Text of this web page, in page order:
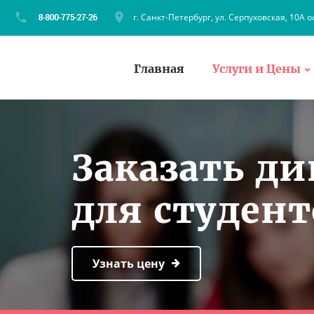
г. Санкт-Петербург, ул. Серпуховская, 10А
Главная Услуги и Цены
Заказать
для
Узнать цену